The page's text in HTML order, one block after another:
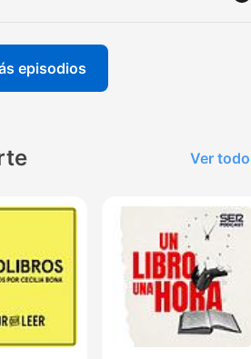
episodios
Ver todo